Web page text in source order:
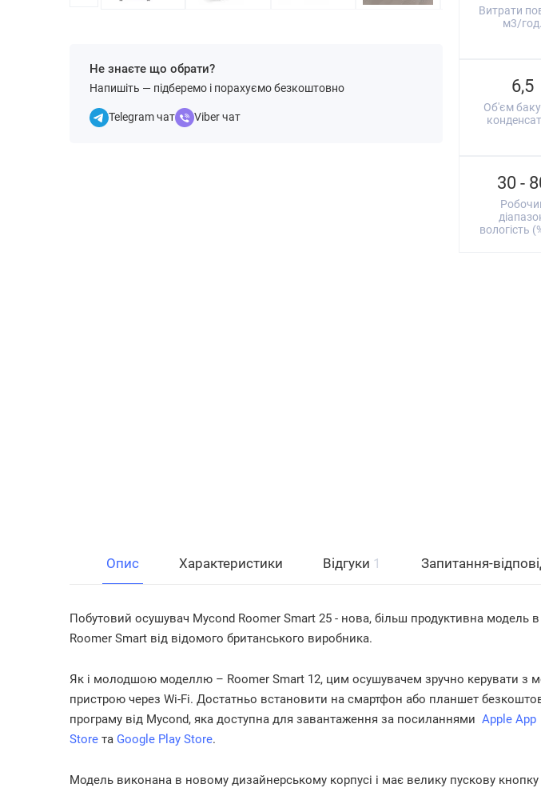
Не знаєте що обрати?
Напишіть — підберемо і порахуємо безкоштовно
Telegram чат Viber чат
Витрати
м3/год.
6,5
Об'єм
30 -
вологість
Опис Характеристики Відгуки 1 Запитання-
Побутовий осушувач Mycond Roomer Smart 25 - нова, більш продуктивна модель в
Roomer Smart від відомого британського виробника.
Як і молодшою моделлю – Roomer Smart 12, цим осушувачем зручно керувати з
пристрою через Wi-Fi. Достатньо встановити на смартфон або планшет
програму від Mycond, яка доступна для завантаження за посиланнями Apple App
Store та Google Play Store.
Модель виконана в новому дизайнерському корпусі і має велику пускову